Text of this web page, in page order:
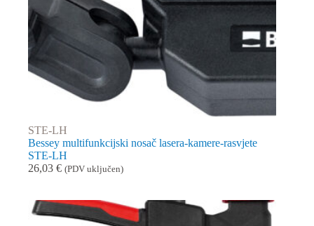
STE-LH
Bessey multifunkcijski nosač lasera-kamere-rasvjete
STE-LH
26,03 € (PDV uključen)